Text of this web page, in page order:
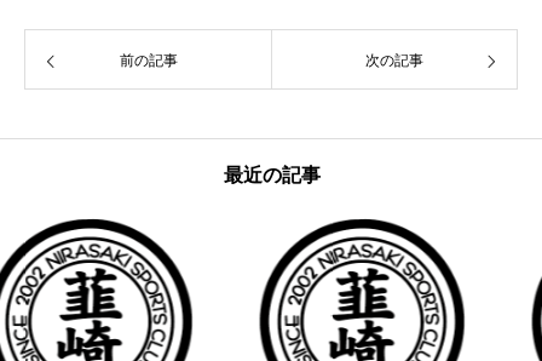
前の記事 次の記事
最近の記事